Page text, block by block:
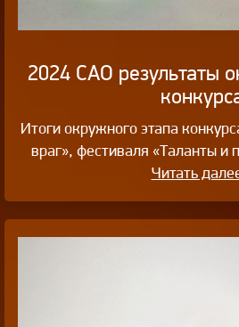
2024 САО результаты
Итоги окружного этапа
враг», фестиваля «Таланты и
Читать